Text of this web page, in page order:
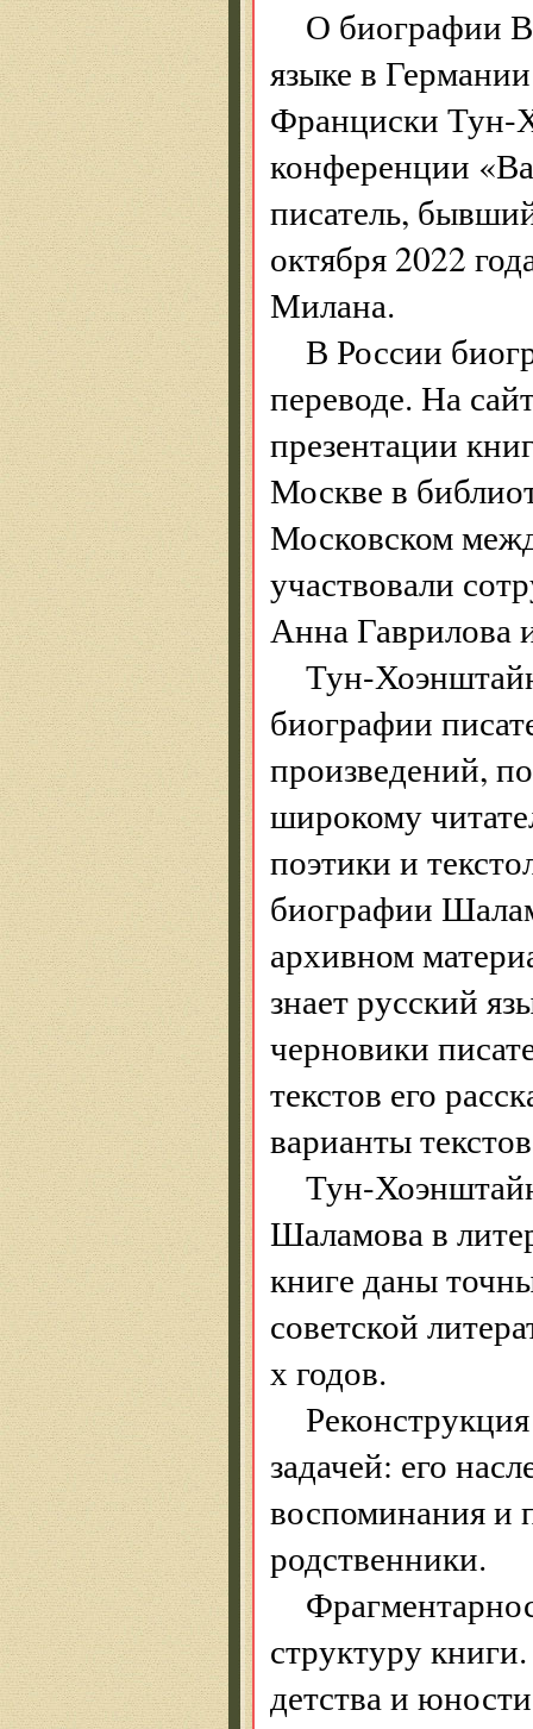
О биографии
языке в
Франциски Тун-
конференции
писатель,
октября 2022
Милана.
В России
переводе. На
презентации
Москве в
Московском
участвовали
Анна Гаврилова
Тун-
биографии
произведений,
широкому
поэтики и
биографии
архивном
знает русский
черновики
текстов его
варианты
Тун-
Шаламова в
книге даны
советской
х годов.
задачей: его
воспоминания и
родственники.
структуру
детства и